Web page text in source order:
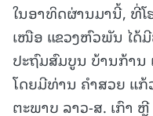
ໃນອາທິດຜ່ານມານີ້, ທີ່ໂ
ເໜືອ ແຂວງຫົວພັນ ໄດ້
ປະຖົມສົມບູນ ບ້ານກ້ານ
ໂດຍມີທ່ານ ຄໍາສວຍ ແ
ຕະພາບ ລາວ-ສ. ເກົາ ຫຼີ